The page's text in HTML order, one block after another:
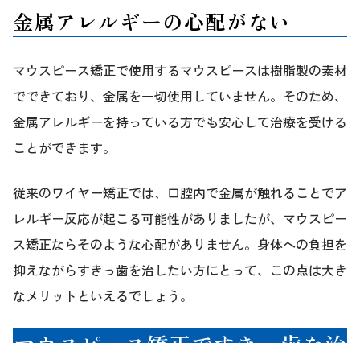
金属アレルギーの心配がない
マウスピース矯正で使用するマウスピースは樹脂製の素材
でできており、金属を一切使用していません。そのため、
金属アレルギーを持っている方でも安心して治療を受ける
ことができます。
従来のワイヤー矯正では、口腔内で金属が触れることでア
レルギー反応が起こる可能性がありましたが、マウスピー
ス矯正ならそのような心配がありません。身体への負担を
抑えながらすきっ歯を治したい方にとって、この点は大き
なメリットといえるでしょう。